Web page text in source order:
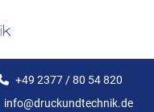
+49 2377 / 80 54 820
info@druckundtechnik.de